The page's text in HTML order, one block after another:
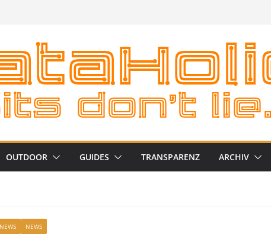
OUTDOOR GUIDES TRANSPARENZ ARCHIV
NEWS